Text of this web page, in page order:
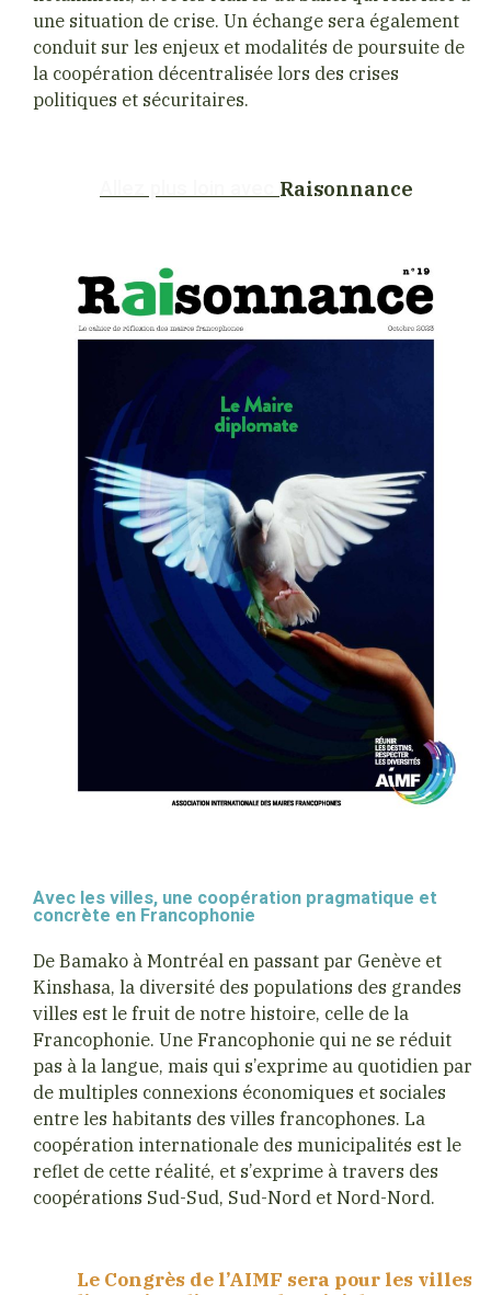
une situation de crise. Un échange sera également
conduit sur les enjeux et modalités de poursuite de
la coopération décentralisée lors des crises
politiques et sécuritaires.
Raisonnance
Avec les villes, une coopération pragmatique et
concrète en Francophonie
De Bamako à Montréal en passant par Genève et
Kinshasa, la diversité des populations des grandes
villes est le fruit de notre histoire, celle de la
Francophonie. Une Francophonie qui ne se réduit
pas à la langue, mais qui s’exprime au quotidien par
de multiples connexions économiques et sociales
entre les habitants des villes francophones. La
coopération internationale des municipalités est le
reflet de cette réalité, et s’exprime à travers des
coopérations Sud-Sud, Sud-Nord et Nord-Nord.
Le Congrès de l’AIMF sera pour les villes